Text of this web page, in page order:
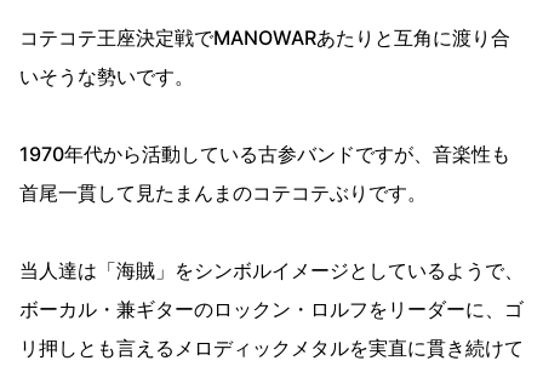
コテコテ王座決定戦でMANOWARあたりと互角に渡り合
いそうな勢いです。
1970年代から活動している古参バンドですが、音楽性も
首尾一貫して見たまんまのコテコテぶりです。
当人達は「海賊」をシンボルイメージとしているようで、
ボーカル・兼ギターのロックン・ロルフをリーダーに、ゴ
リ押しとも言えるメロディックメタルを実直に貫き続けて